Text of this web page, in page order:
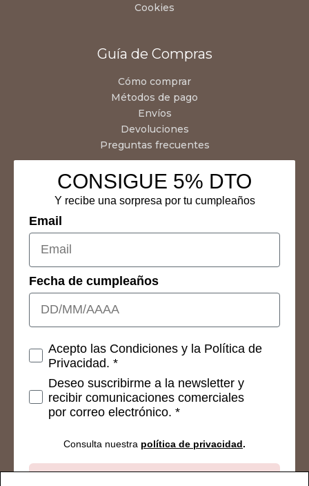
Cookies
Guía de Compras
Cómo comprar
Métodos de pago
Envíos
Devoluciones
Preguntas frecuentes
CONSIGUE 5% DTO
Y recibe una sorpresa por tu cumpleaños
Email
Fecha de cumpleaños
Consetimientos
Acepto las Condiciones y la Política de
Privacidad. *
Deseo suscribirme a la newsletter y
recibir comunicaciones comerciales
por correo electrónico. *
Consulta nuestra política de privacidad.